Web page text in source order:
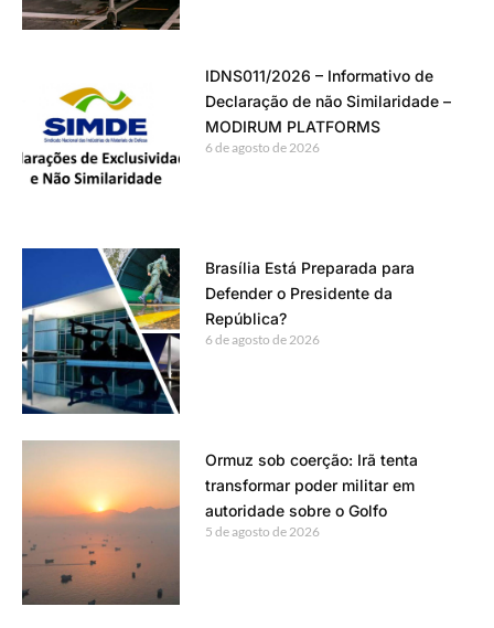
IDNS011/2026 – Informativo de
Declaração de não Similaridade –
MODIRUM PLATFORMS
6 de agosto de 2026
Brasília Está Preparada para
Defender o Presidente da
República?
6 de agosto de 2026
Ormuz sob coerção: Irã tenta
transformar poder militar em
autoridade sobre o Golfo
5 de agosto de 2026